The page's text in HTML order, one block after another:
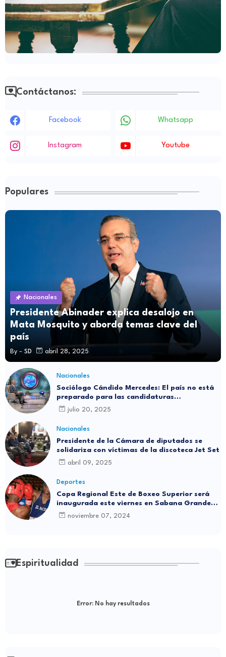
Contáctanos:
Facebook Whatsapp
Instagram Youtube
Populares
Nacionales
Presidente Abinader explica desalojo en
Mata Mosquito y aborda temas clave del
país
By - SD abril 28, 2025
Nacionales
Sociólogo Cándido Mercedes: El país no está
preparado para las candidaturas
independientes
julio 20, 2025
Nacionales
Presidente de la Cámara de diputados se
solidariza con víctimas de la discoteca Jet Set
abril 09, 2025
Deportes
Copa Regional Este de Boxeo Superior será
inaugurada este viernes en Sabana Grande
de Boyá
noviembre 07, 2024
Espiritualidad
Error:No hay resultados